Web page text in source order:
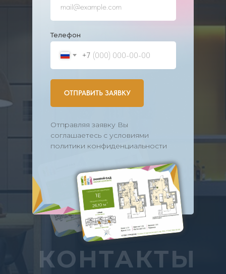
КОНТАКТЫ
Телефон
+7
ОТПРАВИТЬ ЗАЯВКУ
Отправляя заявку Вы
соглашаетесь с условиями
политики конфиденциальности